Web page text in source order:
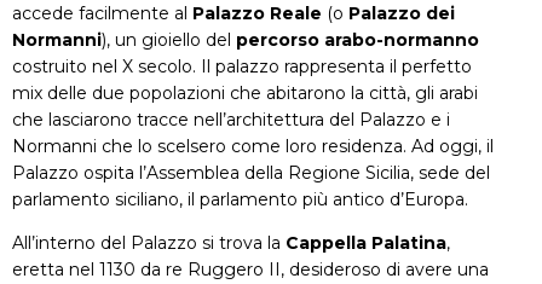
accede facilmente al Palazzo Reale (o Palazzo dei
Normanni), un gioiello del percorso arabo-normanno
costruito nel X secolo. Il palazzo rappresenta il perfetto
mix delle due popolazioni che abitarono la città, gli arabi
che lasciarono tracce nell’architettura del Palazzo e i
Normanni che lo scelsero come loro residenza. Ad oggi, il
Palazzo ospita l’Assemblea della Regione Sicilia, sede del
parlamento siciliano, il parlamento più antico d’Europa.
All’interno del Palazzo si trova la Cappella Palatina,
eretta nel 1130 da re Ruggero II, desideroso di avere una